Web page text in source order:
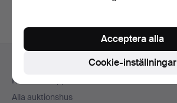
Sidfotsnavigation
Kontakta support
Alla auktionshus
Cookie-inställningar
Acceptera alla